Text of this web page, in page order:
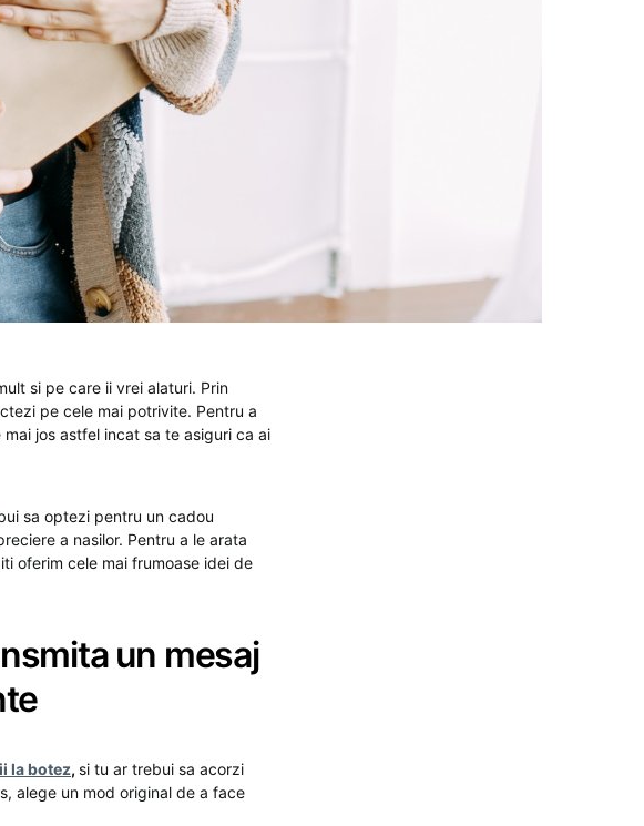
si pe care ii vrei alaturi. Prin
pe cele mai potrivite. Pentru a
jos astfel incat sa te asiguri ca ai
sa optezi pentru un cadou
a nasilor. Pentru a le arata
oferim cele mai frumoase idei de
un mesaj
la botez, si tu ar trebui sa acorzi
alege un mod original de a face